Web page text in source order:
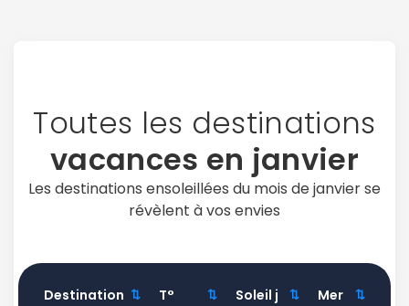
Toutes les destinations
vacances en janvier
Les destinations ensoleillées du mois de janvier se
révèlent à vos envies
Destination T° Soleil j
Mer